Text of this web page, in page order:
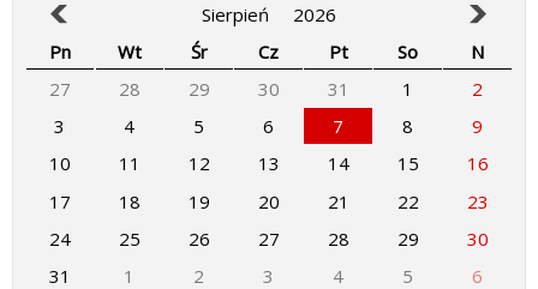
Sierpień
2026
Pn
Wt Śr Cz Pt So
N
27
28 29 30 31 1
2
3
4 5 6 7 8
9
10
11 12 13 14 15
16
17
18 19 20 21 22
23
24
25 26 27 28 29
30
31
1 2 3 4 5 6